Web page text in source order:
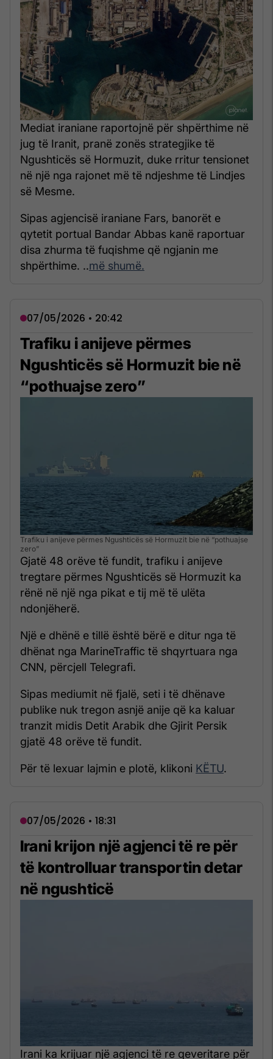
Mediat iraniane raportojnë për shpërthime në
jug të Iranit, pranë zonës strategjike të
Ngushticës së Hormuzit, duke rritur tensionet
në një nga rajonet më të ndjeshme të Lindjes
së Mesme.
Sipas agjencisë iraniane Fars, banorët e
qytetit portual Bandar Abbas kanë raportuar
disa zhurma të fuqishme që ngjanin me
shpërthime. ..më shumë.
07/05/2026 • 20:42
Trafiku i anijeve përmes
Ngushticës së Hormuzit bie në
“pothuajse zero”
Trafiku i anijeve përmes Ngushticës së Hormuzit bie në “pothuajse
zero”
Gjatë 48 orëve të fundit, trafiku i anijeve
tregtare përmes Ngushticës së Hormuzit ka
rënë në një nga pikat e tij më të ulëta
ndonjëherë.
Një e dhënë e tillë është bërë e ditur nga të
dhënat nga MarineTraffic të shqyrtuara nga
CNN, përcjell Telegrafi.
Sipas mediumit në fjalë, seti i të dhënave
publike nuk tregon asnjë anije që ka kaluar
tranzit midis Detit Arabik dhe Gjirit Persik
gjatë 48 orëve të fundit.
Për të lexuar lajmin e plotë, klikoni KËTU.
07/05/2026 • 18:31
Irani krijon një agjenci të re për
të kontrolluar transportin detar
në ngushticë
Irani ka krijuar një agjenci të re qeveritare për